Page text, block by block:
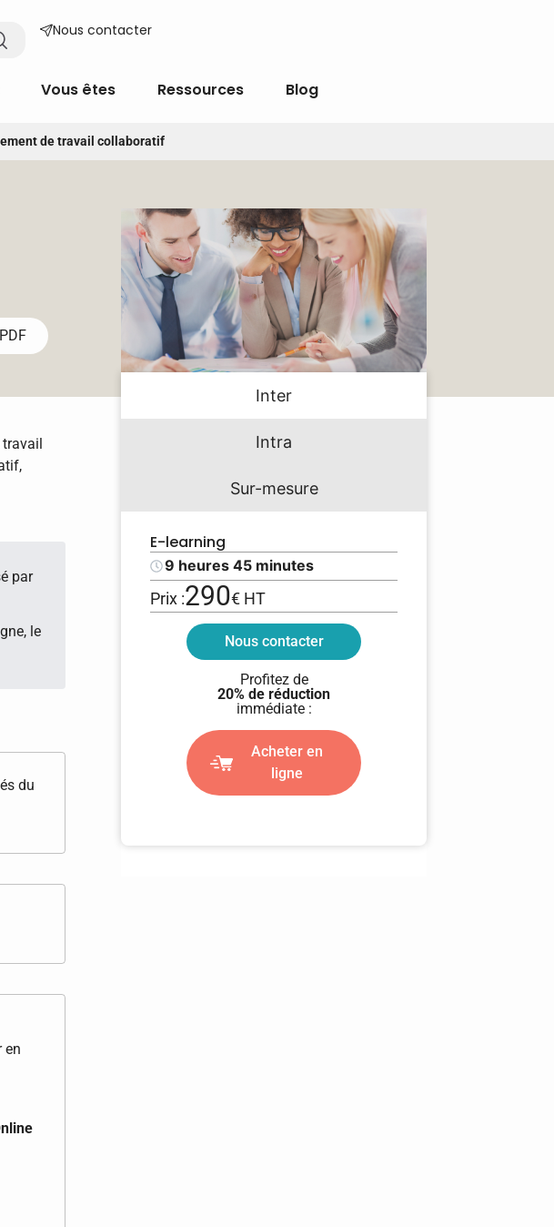
Nous contacter
Vous êtes Ressources Blog
de travail collaboratif
Inter
Intra
Sur-mesure
E-learning
9 heures 45 minutes
Prix :290€ HT
Nous contacter
Profitez de
20% de réduction
immédiate :
Acheter en
ligne
travail
par
le
du
en